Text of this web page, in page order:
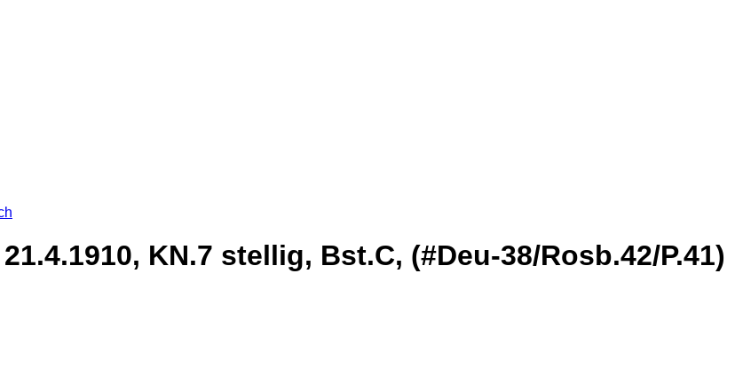
KN.7 stellig, Bst.C, (#Deu-38/Rosb.42/P.41)